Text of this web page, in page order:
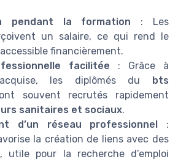
pendant la formation : Les
un salaire, ce qui rend le
financièrement.
facilitée : Grâce à
acquise, les diplômés du
bts
souvent recrutés rapidement
sanitaires et sociaux.
d’un réseau professionnel
:
la création de liens avec des
utile pour la recherche d’emploi